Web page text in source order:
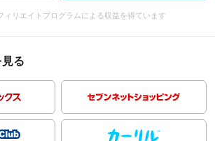
ィリエイトプログラムによる収益を得ています
る